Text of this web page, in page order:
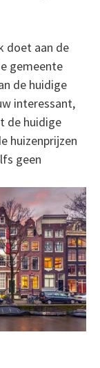
doet aan de
gemeente
de huidige
interessant,
de huidige
huizenprijzen
geen